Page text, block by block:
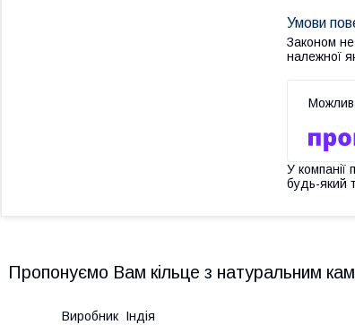
Законом
належної
У компанії
будь-який
Пропонуємо Вам кільце з натуральним
Виробник Індія